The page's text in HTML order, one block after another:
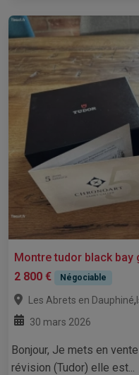
Montre tudor black bay
2 800 €
Négociable
Les Abrets en Dauphiné,
30 mars 2026
Bonjour, Je mets en
révision (Tudor) elle est...